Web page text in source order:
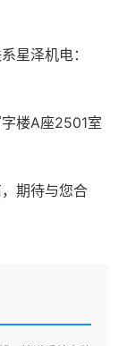
星泽机电：
楼A座2501室
期待与您合